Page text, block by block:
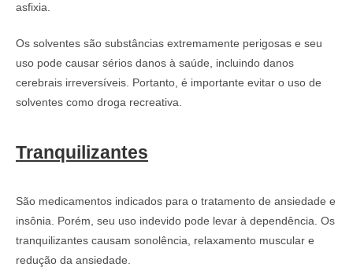
asfixia.
Os solventes são substâncias extremamente perigosas e seu
uso pode causar sérios danos à saúde, incluindo danos
cerebrais irreversíveis. Portanto, é importante evitar o uso de
solventes como droga recreativa.
Tranquilizantes
São medicamentos indicados para o tratamento de ansiedade e
insônia. Porém, seu uso indevido pode levar à dependência. Os
tranquilizantes causam sonolência, relaxamento muscular e
redução da ansiedade.